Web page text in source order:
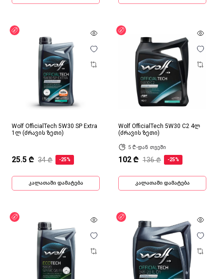
Wolf OfficialTech 5W30 SP Extra
1ლ (ძრავის ზეთი)
25.5 ₾ 34 ₾ -25%
კალათაში დამატება
Wolf OfficialTech 5W30 C2 4ლ
(ძრავის ზეთი)
5 ₾-დან თვეში
102 ₾ 136 ₾ -25%
კალათაში დამატება